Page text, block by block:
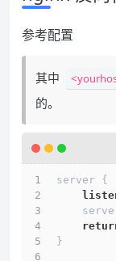
参考配置
其中
的。
server {
}